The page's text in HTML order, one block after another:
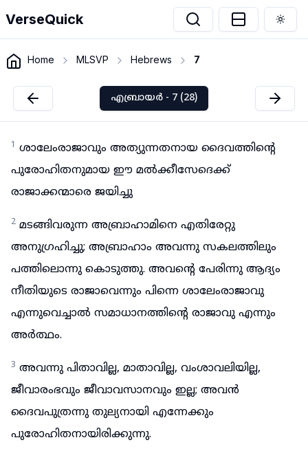
VerseQuick
Home MLSVP Hebrews 7
എബ്രായർ - 7 (28)
1 ശാലേംരാജാവും അത്യുന്നതനായ ദൈവത്തിന്റെ
പുരോഹിതനുമായ ഈ മൽക്കീസേദെക്ക്
രാജാക്കന്മാരെ ജയിച്ചു
2 മടങ്ങിവരുന്ന അബ്രാഹാമിനെ എതിരേറ്റു
അനുഗ്രഹിച്ചു; അബ്രാഹാം അവന്നു സകലത്തിലും
പത്തിലൊന്നു കൊടുത്തു. അവന്റെ പേരിന്നു ആദ്യം
നീതിയുടെ രാജാവെന്നും പിന്നെ ശാലേംരാജാവു
എന്നുവെച്ചാൽ സമാധാനത്തിന്റെ രാജാവു എന്നും
അർത്ഥം.
3 അവന്നു പിതാവില്ല, മാതാവില്ല, വംശാവലിയില്ല,
ജീവാരംഭവും ജീവാവസാനവും ഇല്ല; അവൻ
ദൈവപുത്രന്നു തുല്യനായി എന്നേക്കും
പുരോഹിതനായിരിക്കുന്നു.